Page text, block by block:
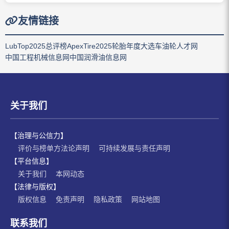
友情链接
LubTop2025总评榜ApexTire2025轮胎年度大选车油轮人才网
中国工程机械信息网中国润滑油信息网
关于我们
【治理与公信力】
评价与榜单方法论声明
可持续发展与责任声明
【平台信息】
关于我们
本网动态
【法律与版权】
版权信息
免责声明 隐私政策 网站地图
联系我们